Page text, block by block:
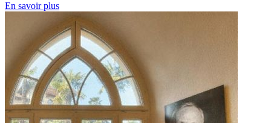
En savoir plus